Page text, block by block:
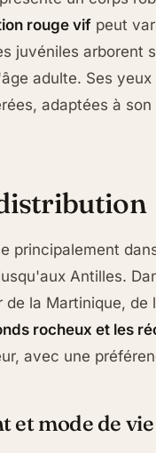
rouge vif peut
juvéniles arborent
adulte. Ses
adaptées à
principalement
Antilles.
de la Martinique,
rocheux et les
avec une
et mode de vie